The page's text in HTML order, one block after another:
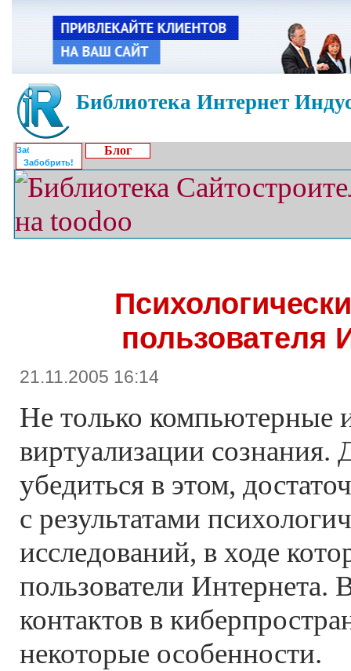
Библиотека Интернет
Забобрить!
Блог
пользователя
21.11.2005 16:14
Не только компьютерные
виртуализации сознания.
убедиться в этом,
с результатами
исследований, в ходе
пользователи Интернета.
контактов в
некоторые особенности.